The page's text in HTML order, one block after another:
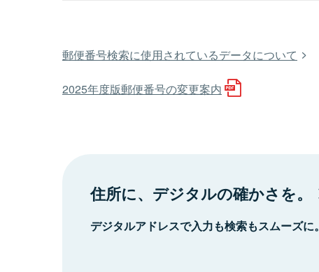
郵便番号検索に使用されているデータについて
2025年度版郵便番号の変更案内
住所に、デジタルの確かさを。
デジタルアドレスで入力も検索もスムーズに。